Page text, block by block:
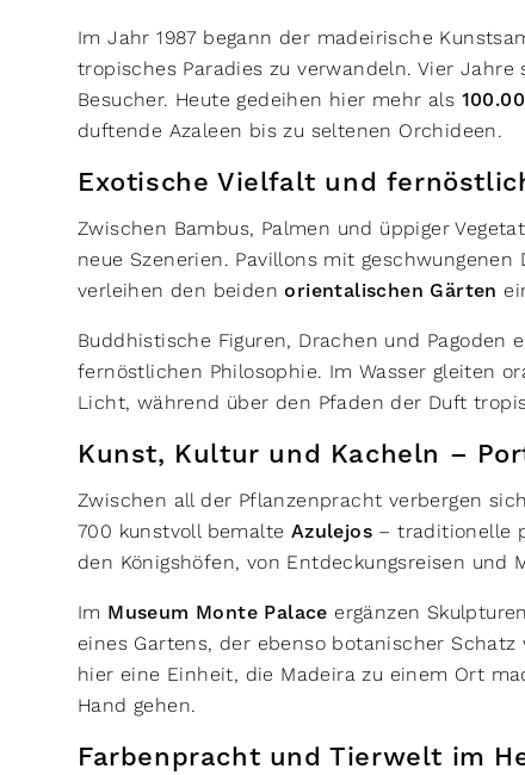
Im Jahr 1987 begann der madeirische
tropisches Paradies zu verwandeln. Vier
Besucher. Heute gedeihen hier mehr als
duftende Azaleen bis zu seltenen Orchideen.
Exotische Vielfalt und
Zwischen Bambus, Palmen und üppiger
neue Szenerien. Pavillons mit
verleihen den beiden orientalischen Gärten
Buddhistische Figuren, Drachen und
fernöstlichen Philosophie. Im Wasser gleiten
Licht, während über den Pfaden der Duft
Kunst, Kultur und Kacheln –
Zwischen all der Pflanzenpracht verbergen
700 kunstvoll bemalte Azulejos – traditionelle
den Königshöfen, von Entdeckungsreisen und
Im Museum Monte Palace ergänzen
eines Gartens, der ebenso botanischer
hier eine Einheit, die Madeira zu einem Ort
Hand gehen.
Farbenpracht und Tierwelt im